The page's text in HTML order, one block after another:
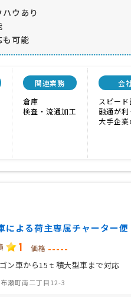
ウあり
も可能
関連業務
倉庫
検査・流通加工
会
スピード
融通が利
大手企
による荷主専属チャーター便
1 価格 -----
ン車から15ｔ積大型車まで対応
瀬町南二丁目12-3